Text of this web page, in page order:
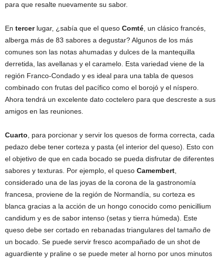
para que resalte nuevamente su sabor.
En tercer lugar, ¿sabía que el queso Comté, un clásico francés,
alberga más de 83 sabores a degustar? Algunos de los más
comunes son las notas ahumadas y dulces de la mantequilla
derretida, las avellanas y el caramelo. Esta variedad viene de la
región Franco-Condado y es ideal para una tabla de quesos
combinado con frutas del pacífico como el borojó y el níspero.
Ahora tendrá un excelente dato coctelero para que descreste a sus
amigos en las reuniones.
Cuarto, para porcionar y servir los quesos de forma correcta, cada
pedazo debe tener corteza y pasta (el interior del queso). Esto con
el objetivo de que en cada bocado se pueda disfrutar de diferentes
sabores y texturas. Por ejemplo, el queso Camembert,
considerado una de las joyas de la corona de la gastronomía
francesa, proviene de la región de Normandía, su corteza es
blanca gracias a la acción de un hongo conocido como penicillium
candidum y es de sabor intenso (setas y tierra húmeda). Este
queso debe ser cortado en rebanadas triangulares del tamaño de
un bocado. Se puede servir fresco acompañado de un shot de
aguardiente y praline o se puede meter al horno por unos minutos